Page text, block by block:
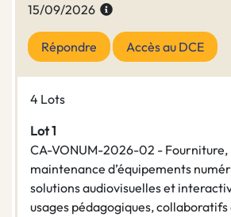
15/09/2026
Répondre Accès au DCE
4 Lots
Lot 1
CA-VONUM-2026-02 -
maintenance d’équipements
solutions audiovisuelles et
usages pédagogiques, collaboratifs